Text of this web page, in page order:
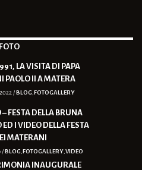
FOTO
LA VISITA DI PAPA
PAOLO II A MATERA
/BLOG ,FOTOGALLERY
FESTA DELLA BRUNA
ED I VIDEO DELLA FESTA
MATERANI
/BLOG ,FOTOGALLERY ,VIDEO
INAUGURALE